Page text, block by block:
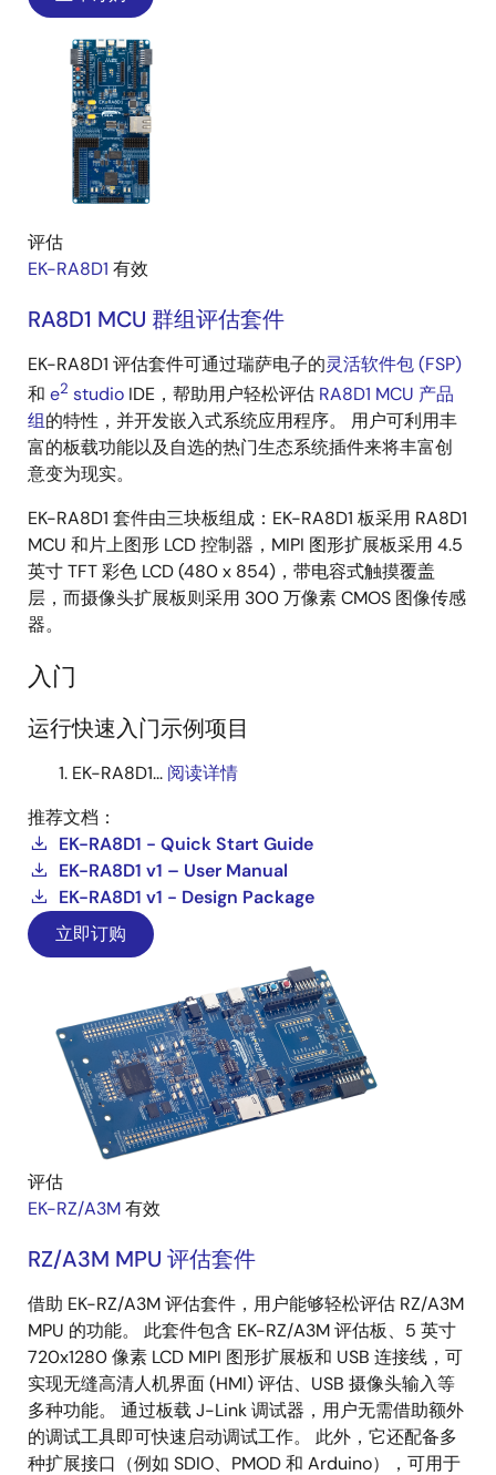
评估
EK-RA8D1 有效
RA8D1 MCU 群组评估套件
EK-RA8D1 评估套件可通过瑞萨电子的灵活软件包 (FSP)
和 e2 studio IDE，帮助用户轻松评估 RA8D1 MCU 产品
组的特性，并开发嵌入式系统应用程序。 用户可利用丰
富的板载功能以及自选的热门生态系统插件来将丰富创
意变为现实。
EK-RA8D1 套件由三块板组成：EK-RA8D1 板采用 RA8D1
MCU 和片上图形 LCD 控制器，MIPI 图形扩展板采用 4.5
英寸 TFT 彩色 LCD (480 x 854)，带电容式触摸覆盖
层，而摄像头扩展板则采用 300 万像素 CMOS 图像传感
器。
入门
运行快速入门示例项目
EK-RA8D1... 阅读详情
推荐文档：
EK-RA8D1 - Quick Start Guide
EK-RA8D1 v1 – User Manual
EK-RA8D1 v1 - Design Package
立即订购
评估
EK-RZ/A3M有效
RZ/A3M MPU 评估套件
借助 EK-RZ/A3M 评估套件，用户能够轻松评估 RZ/A3M
MPU 的功能。 此套件包含 EK-RZ/A3M 评估板、5 英寸
720x1280 像素 LCD MIPI 图形扩展板和 USB 连接线，可
实现无缝高清人机界面 (HMI) 评估、USB 摄像头输入等
多种功能。 通过板载 J-Link 调试器，用户无需借助额外
的调试工具即可快速启动调试工作。 此外，它还配备多
种扩展接口（例如 SDIO、PMOD 和 Arduino），可用于